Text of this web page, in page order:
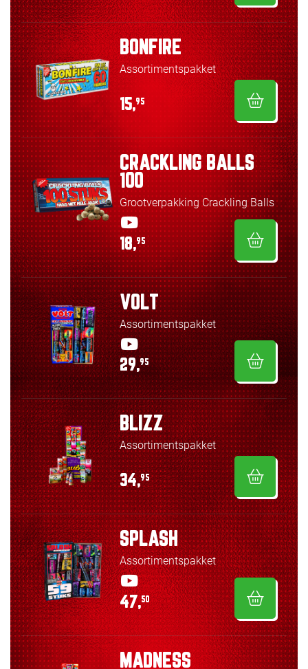
BONFIRE
Assortimentspakket
15,95
CRACKLING BALLS
100
Grootverpakking Crackling Balls
18,95
VOLT
Assortimentspakket
29,95
BLIZZ
Assortimentspakket
34,95
SPLASH
Assortimentspakket
47,50
MADNESS